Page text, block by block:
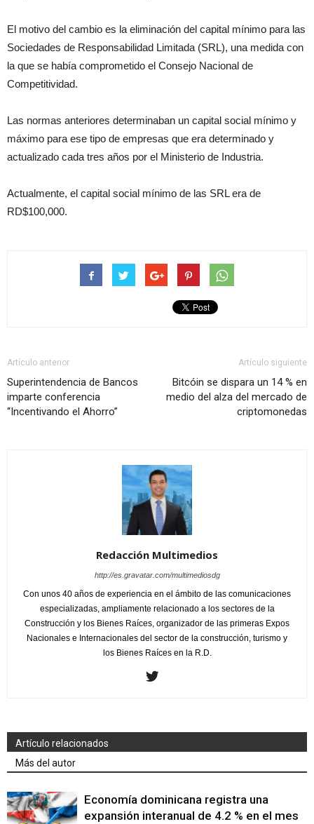
El motivo del cambio es la eliminación del capital mínimo para las
Sociedades de Responsabilidad Limitada (SRL), una medida con
la que se había comprometido el Consejo Nacional de
Competitividad.
Las normas anteriores determinaban un capital social mínimo y
máximo para ese tipo de empresas que era determinado y
actualizado cada tres años por el Ministerio de Industria.
Actualmente, el capital social mínimo de las SRL era de
RD$100,000.
Artículo anterior
Superintendencia de Bancos
imparte conferencia
“Incentivando el Ahorro”
Artículo siguiente
Bitcóin se dispara un 14 % en
medio del alza del mercado de
criptomonedas
Redacción Multimedios
http://es.gravatar.com/multimediosdg
Con unos 40 años de experiencia en el ámbito de las comunicaciones
especializadas, ampliamente relacionado a los sectores de la
Construcción y los Bienes Raíces, organizador de las primeras Expos
Nacionales e Internacionales del sector de la construcción, turismo y
los Bienes Raíces en la R.D.
Artículo relacionados
Más del autor
Economía dominicana registra una
expansión interanual de 4.2 % en el mes